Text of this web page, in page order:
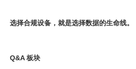
选择合规设备，就是选择数据的生命线。
Q&A 板块